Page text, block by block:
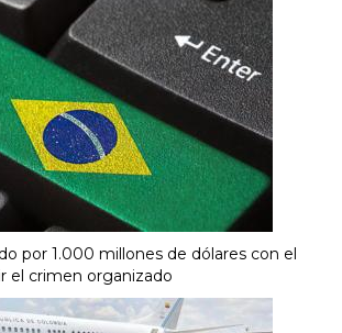
por 1.000 millones de dólares con el
el crimen organizado